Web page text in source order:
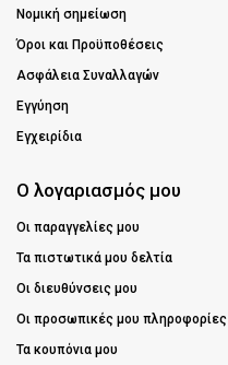
Νομική σημείωση
Όροι και Προϋποθέσεις
Ασφάλεια Συναλλαγών
Εγγύηση
Εγχειρίδια
Ο λογαριασμός μου
Οι παραγγελίες μου
Τα πιστωτικά μου δελτία
Οι διευθύνσεις μου
Οι προσωπικές μου πληροφορίες
Τα κουπόνια μου